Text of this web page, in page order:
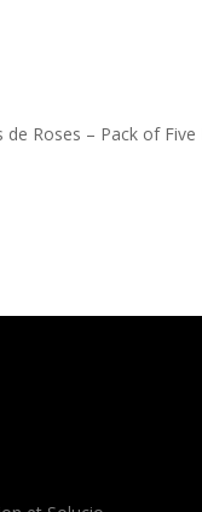
Roses – Pack of